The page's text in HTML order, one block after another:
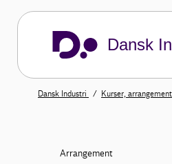
Dansk
Dansk Industri Kurser,
Arrangement